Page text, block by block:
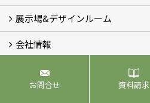
オリジナル帆布のサイクルポート
NEW スマートサイクルポート
おしゃれな物置 (8)
門扉 (6)
ウッドフェンス (16)
アイアンの商品 (6)
ガーデニング雑貨 (3)
ガーデン書&ガーデンアート
こだわりのオリジナル商品 一覧
おすすめの植物 (29)
箱庭ガーデン
ポット苗
展示場&デザインルーム
展示場&デザインルーム
会社情報
会社概要
スタッフ紹介 (11)
ブログ
コラム
アクセス
求人募集
無料相談会
お問合せ 資料請求